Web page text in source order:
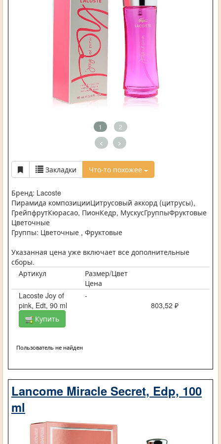
1 2
< >
Закладки Что-то похожее
Бренд: Lacoste
Пирамида композицииЦитрусовый аккорд (цитрусы),
ГрейпфрутКюрасао, ПионКедр, МускусГруппыФруктовые
Цветочные
Группы: Цветочные , Фруктовые
Указанная цена уже включает все дополнительные
сборы.
Артикул
Размер/Цвет
Цена
Lacoste Joy of
pink, Edt, 90 ml
-
803,52 ₽
Купить
Пользователь не найден
Lancome Miracle Secret, Edp, 100
ml